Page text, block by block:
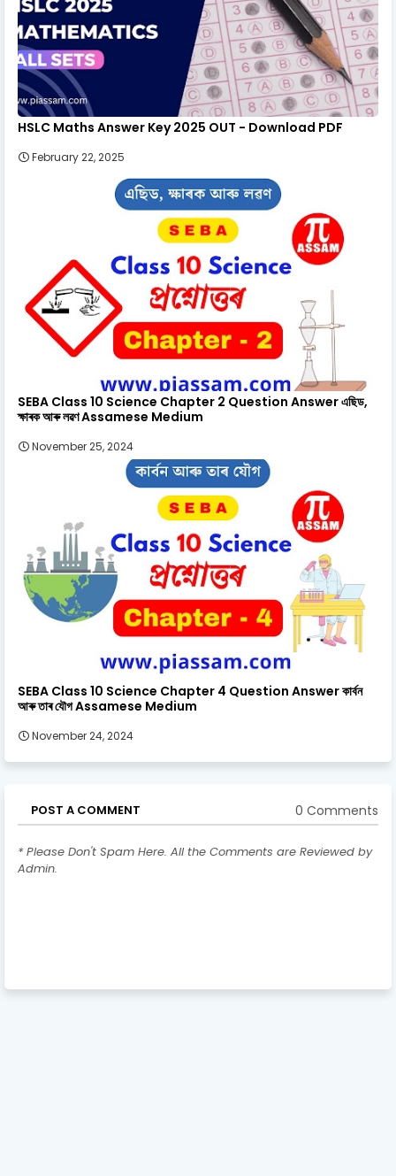
HSLC Maths Answer Key 2025 OUT - Download PDF
February 22, 2025
SEBA Class 10 Science Chapter 2 Question Answer এছিড,
ক্ষাৰক আৰু লৱণ Assamese Medium
November 25, 2024
SEBA Class 10 Science Chapter 4 Question Answer কাৰ্বন
আৰু তাৰ যৌগ Assamese Medium
November 24, 2024
POST A COMMENT 0 Comments
* Please Don't Spam Here. All the Comments are Reviewed by
Admin.